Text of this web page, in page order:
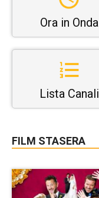
Ora in Onda
Lista Canali
FILM STASERA